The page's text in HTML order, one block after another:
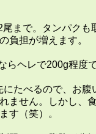
まで。タンパクも
負担が増えます。
レで200g程度で
べるので、お腹
ません。しかし、
す（笑）。